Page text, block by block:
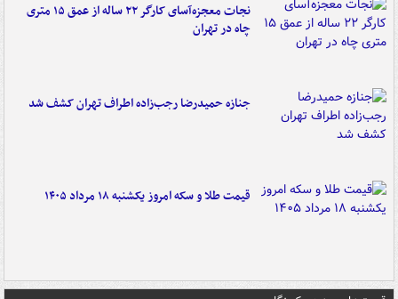
نجات معجزه‌آسای کارگر ۲۲ ساله از عمق ۱۵ متری
چاه در تهران
جنازه حمیدرضا رجب‌زاده اطراف تهران کشف شد
قیمت طلا و سکه امروز یکشنبه ۱۸ مرداد ۱۴۰۵